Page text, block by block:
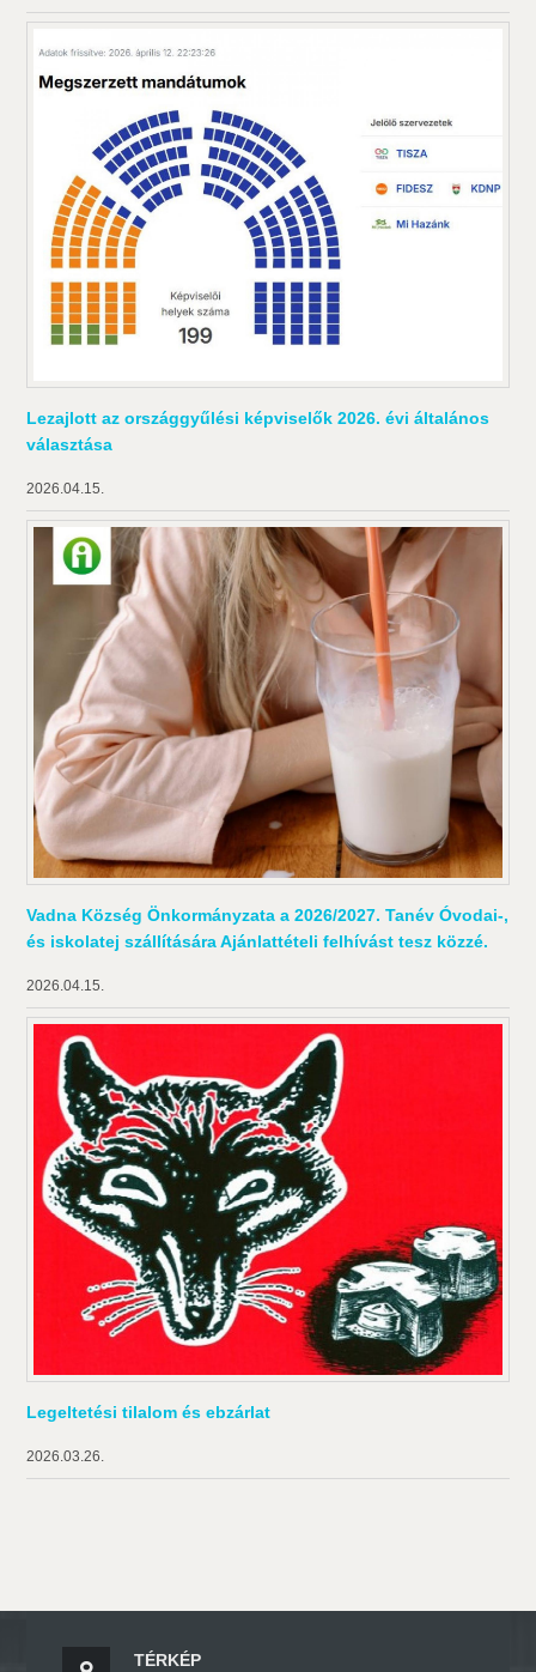
Lezajlott az országgyűlési képviselők 2026. évi általános
választása
2026.04.15.
Vadna Község Önkormányzata a 2026/2027. Tanév Óvodai-,
és iskolatej szállítására Ajánlattételi felhívást tesz közzé.
2026.04.15.
Legeltetési tilalom és ebzárlat
2026.03.26.
TÉRKÉP